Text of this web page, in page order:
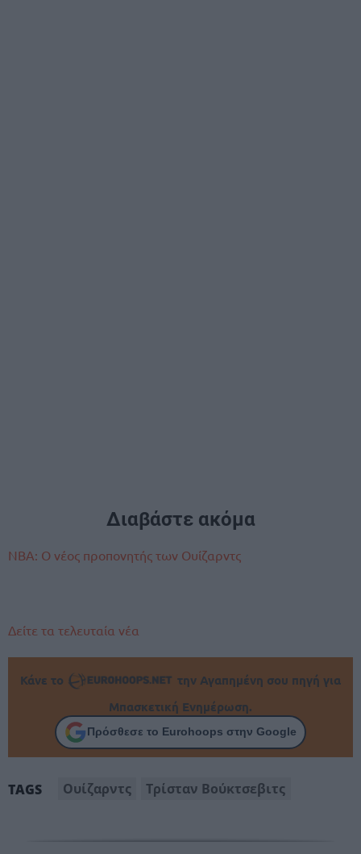
Διαβάστε ακόμα
NBA: Ο νέος προπονητής των Ουίζαρντς
Δείτε τα τελευταία νέα
Κάνε το
την Αγαπημένη σου πηγή για
Μπασκετική Ενημέρωση.
Πρόσθεσε το Eurohoops στην Google
TAGS Ουίζαρντς Τρίσταν Βούκτσεβιτς